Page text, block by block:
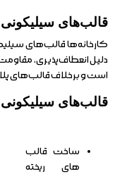
قالب‌های
کارخانه‌ها قالب‌های
دلیل انعطاف‌پذیری،
است و برخلاف قالب‌های
قالب‌های
ساخت قالب
های ریخته